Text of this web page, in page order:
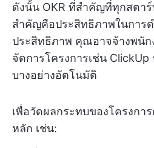
ดังนั้น OKR ที่สำคัญที่ทุกสตา
สำคัญคือประสิทธิภาพในการด
ประสิทธิภาพ คุณอาจจ้างพนัก
จัดการโครงการเช่น
บางอย่างอัตโนมัติ
เพื่อวัดผลกระทบของโครงกา
หลัก เช่น: